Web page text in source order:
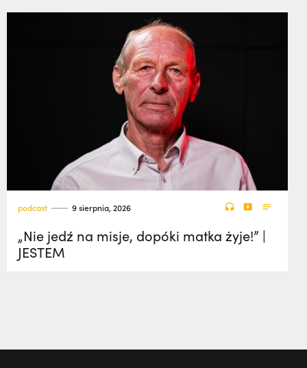
podcast 9 sierpnia, 2026
„Nie jedź na misje, dopóki matka żyje!” |
JESTEM